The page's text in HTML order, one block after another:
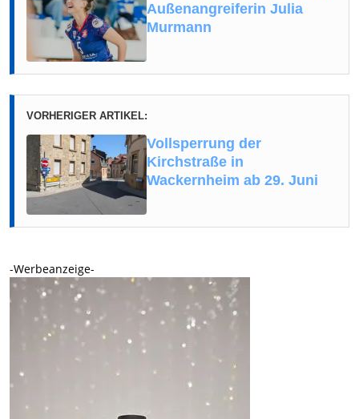
Außenangreiferin Julia
Murmann
VORHERIGER ARTIKEL:
Vollsperrung der
Kirchstraße in
Wackernheim ab 29. Juni
-Werbeanzeige-